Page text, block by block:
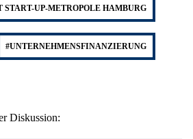
START-UP-METROPOLE HAMBURG
#UNTERNEHMENSFINANZIERUNG
Diskussion: